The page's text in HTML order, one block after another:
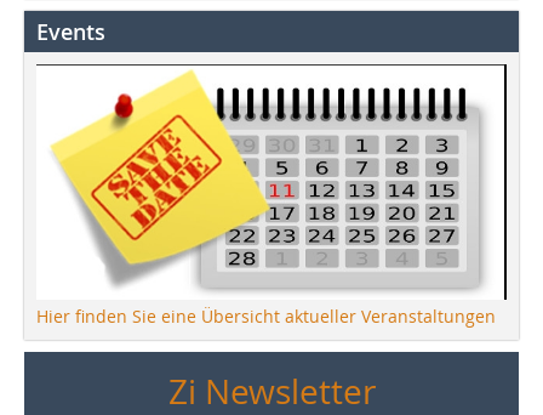
Events
Hier finden Sie eine Übersicht aktueller Veranstaltungen
Zi Newsletter